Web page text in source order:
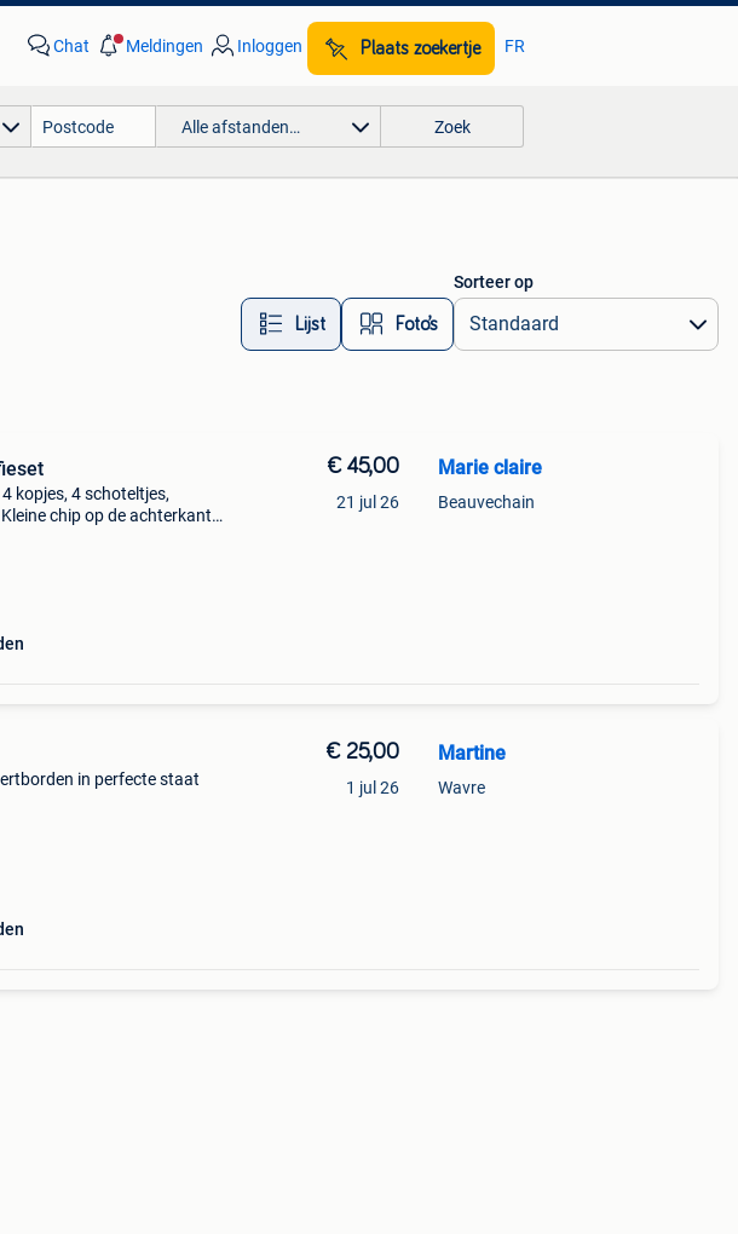
Chat Meldingen Inloggen Plaats zoekertje FR
Alle afstanden… Zoek
Lijst Foto’s
Sorteer op
kopjes, 4 schoteltjes,
chip op de achterkant
€ 45,00
21 jul 26
Marie claire
Beauvechain
in perfecte staat
€ 25,00
1 jul 26
Martine
Wavre